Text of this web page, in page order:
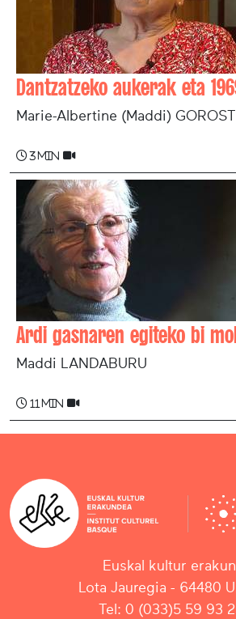
Dantzatzeko aukerak eta
Marie-Albertine (Maddi)
3 min
Ardi gasnaren egiteko bi
Maddi LANDABURU
11 min
Euskal kultur
Lota Jauregia - 64480
Tel: 0 (033)5 59 93